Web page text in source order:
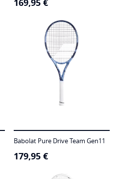
169,95 €
Babolat Pure Drive Team Gen11
179,95 €